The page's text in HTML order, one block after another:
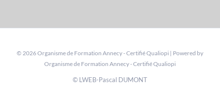
© 2026 Organisme de Formation Annecy - Certifié Qualiopi | Powered by
Organisme de Formation Annecy - Certifié Qualiopi
© LWEB-Pascal DUMONT